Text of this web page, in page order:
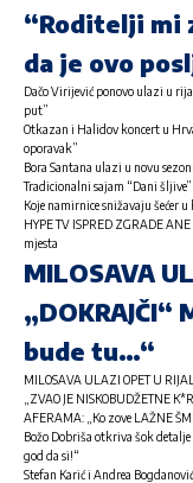
“Roditelji mi
da je ovo
Dačo Virijević ponovo ulazi u
put”
Otkazan i Halidov koncert u
oporavak”
Bora Santana ulazi u novu
Tradicionalni sajam “Dani
Koje namirnice snižavaju šećer
HYPE TV ISPRED ZGRADE
mjesta
MILOSAVA
bude tu…“
MILOSAVA ULAZI OPET U
„ZVAO JE NISKOBUDŽETNE
AFERAMA: „Ko zove LAŽNE
Božo Dobriša otkriva šok
god da si!“
Stefan Karić i Andrea